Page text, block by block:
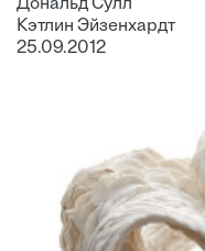
Дональд Сулл
Кэтлин Эйзенхардт
25.09.2012